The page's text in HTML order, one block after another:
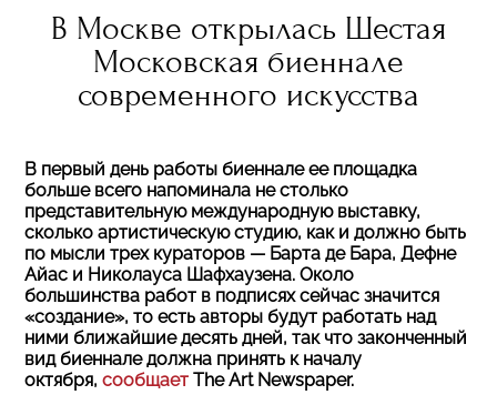
В Москве открылась Шестая
Московская биеннале
современного искусства
В первый день работы биеннале ее площадка
больше всего напоминала не столько
представительную международную выставку,
сколько артистическую студию, как и должно быть
по мысли трех кураторов — Барта де Бара, Дефне
Айас и Николауса Шафхаузена. Около
большинства работ в подписях сейчас значится
«создание», то есть авторы будут работать над
ними ближайшие десять дней, так что законченный
вид биеннале должна принять к началу
октября, сообщает The Art Newspaper.